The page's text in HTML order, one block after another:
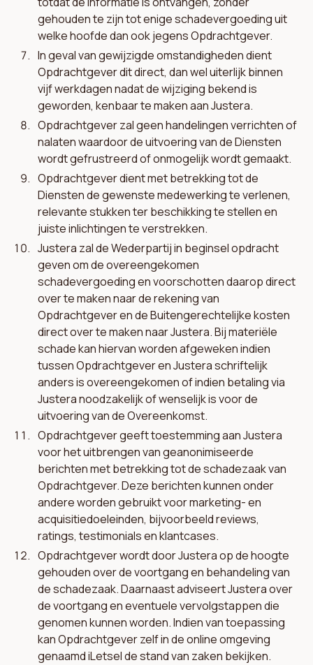
gehouden te zijn tot enige schadevergoeding uit
welke hoofde dan ook jegens Opdrachtgever.
In geval van gewijzigde omstandigheden dient
Opdrachtgever dit direct, dan wel uiterlijk binnen
vijf werkdagen nadat de wijziging bekend is
geworden, kenbaar te maken aan Justera.
Opdrachtgever zal geen handelingen verrichten of
nalaten waardoor de uitvoering van de Diensten
wordt gefrustreerd of onmogelijk wordt gemaakt.
Opdrachtgever dient met betrekking tot de
Diensten de gewenste medewerking te verlenen,
relevante stukken ter beschikking te stellen en
juiste inlichtingen te verstrekken.
Justera zal de Wederpartij in beginsel opdracht
geven om de overeengekomen
schadevergoeding en voorschotten daarop direct
over te maken naar de rekening van
Opdrachtgever en de Buitengerechtelijke kosten
direct over te maken naar Justera. Bij materiële
schade kan hiervan worden afgeweken indien
tussen Opdrachtgever en Justera schriftelijk
anders is overeengekomen of indien betaling via
Justera noodzakelijk of wenselijk is voor de
uitvoering van de Overeenkomst.
Opdrachtgever geeft toestemming aan Justera
voor het uitbrengen van geanonimiseerde
berichten met betrekking tot de schadezaak van
Opdrachtgever. Deze berichten kunnen onder
andere worden gebruikt voor marketing- en
acquisitiedoeleinden, bijvoorbeeld reviews,
ratings, testimonials en klantcases.
Opdrachtgever wordt door Justera op de hoogte
gehouden over de voortgang en behandeling van
de schadezaak. Daarnaast adviseert Justera over
de voortgang en eventuele vervolgstappen die
genomen kunnen worden. Indien van toepassing
kan Opdrachtgever zelf in de online omgeving
genaamd iLetsel de stand van zaken bekijken.